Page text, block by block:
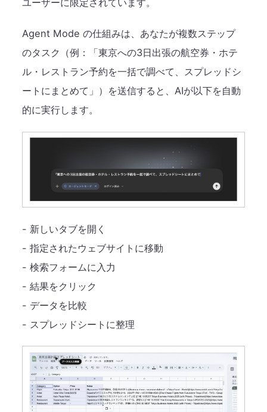
Agent Mode の仕組みは、あなたが複数ステップ
のタスク（例：「東京への3日出張の航空券・ホテ
ル・レストラン予約を一括で調べて、スプレッドシ
ートにまとめて」）を送信すると、AIが以下を自動
的に実行します。
- 新しいタブを開く
- 指定されたウェブサイトに移動
- 検索フォームに入力
- 結果をクリック
- データを比較
- スプレッドシートに整理